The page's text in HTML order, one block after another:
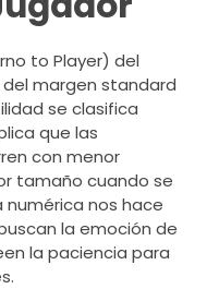
to Player) del
margen standard
se clasifica
que las
con menor
tamaño cuando se
nos hace
la emoción de
la paciencia para